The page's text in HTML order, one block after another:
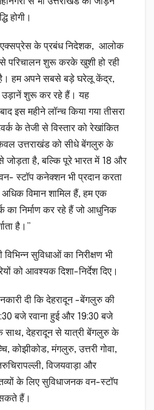
होगी।
एक्सप्रेस के प्रबंध निदेशक, आलोक
परिचालन शुरू करके खुशी हो रही
है। हम अपने सबसे बड़े घरेलू केंद्र,
उड़ानें शुरू कर रहे हैं। यह
इस महीने लॉन्च किया गया तीसरा
के तेजी से विस्तार को रेखांकित
उत्तराखंड को सीधे बेंगलुरु के
जोड़ता है, बल्कि पूरे भारत में 18 और
स्टॉप कनेक्शन भी प्रदान करता
विमान शामिल हैं, हम एक
निर्माण कर रहे हैं जो आधुनिक
है।”
सुविधाओं का निरीक्षण भी
को आवश्यक दिशा-निर्देश दिए।
दी कि देहरादून -बेंगलुरु की
बजे रवाना हुई और 19:30 बजे
देहरादून से यात्री बेंगलुरु के
कोझीकोड, मंगलुरु, उत्तरी गोवा,
विजयवाड़ा और
के लिए सुविधाजनक वन-स्टॉप
हैं।